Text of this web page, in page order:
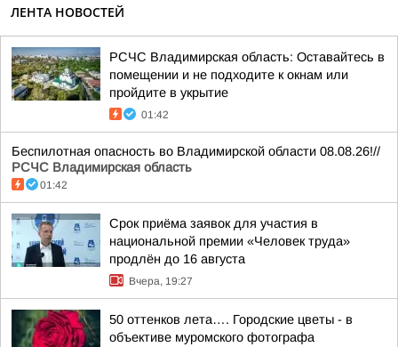
ЛЕНТА НОВОСТЕЙ
РСЧС Владимирская область: Оставайтесь в
помещении и не подходите к окнам или
пройдите в укрытие
01:42
Беспилотная опасность во Владимирской области 08.08.26!//
РСЧС Владимирская область
01:42
Срок приёма заявок для участия в
национальной премии «Человек труда»
продлён до 16 августа
Вчера, 19:27
50 оттенков лета…. Городские цветы - в
объективе муромского фотографа